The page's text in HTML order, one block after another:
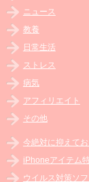
ニュース
教養
日常生活
ストレス
病気
アフィリエイト
その他
今絶対に抑えて
iPhoneアイテム
ウイルス対策ソ